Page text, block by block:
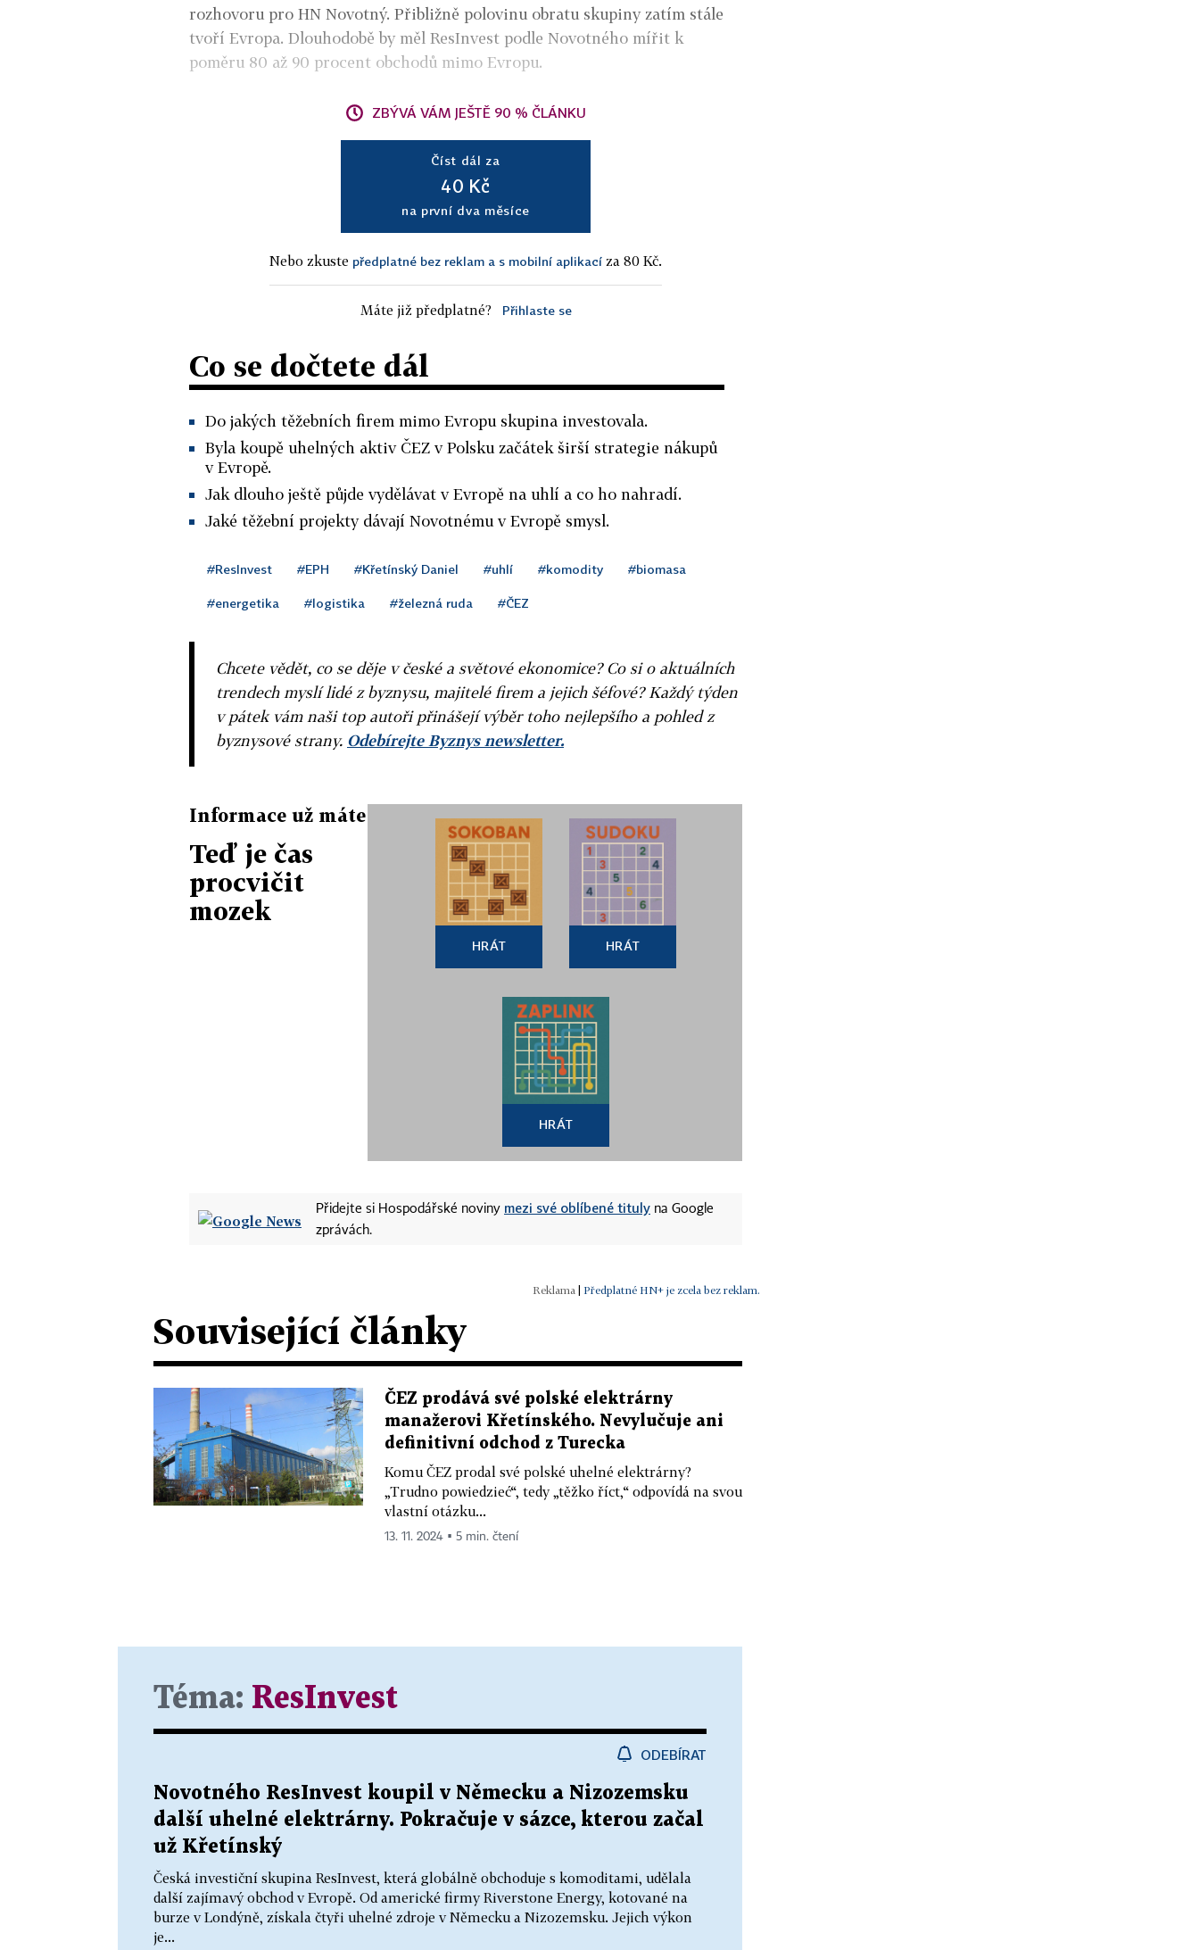
rozhovoru pro HN Novotný. Přibližně polovinu obratu skupiny zatím stále
tvoří Evropa. Dlouhodobě by měl ResInvest podle Novotného mířit k
poměru 80 až 90 procent obchodů mimo Evropu.
ZBÝVÁ VÁM JEŠTĚ 90 % ČLÁNKU
Číst dál za
40 Kč
na první dva měsíce
Nebo zkuste předplatné bez reklam a s mobilní aplikací za 80 Kč.
Máte již předplatné? Přihlaste se
Co se dočtete dál
Do jakých těžebních firem mimo Evropu skupina investovala.
Byla koupě uhelných aktiv ČEZ v Polsku začátek širší strategie nákupů
v Evropě.
Jak dlouho ještě půjde vydělávat v Evropě na uhlí a co ho nahradí.
Jaké těžební projekty dávají Novotnému v Evropě smysl.
#ResInvest #EPH #Křetínský Daniel #uhlí #komodity #biomasa
#energetika #logistika #železná ruda #ČEZ
Chcete vědět, co se děje v české a světové ekonomice? Co si o aktuálních
trendech myslí lidé z byznysu, majitelé firem a jejich šéfové? Každý týden
v pátek vám naši top autoři přinášejí výběr toho nejlepšího a pohled z
byznysové strany. Odebírejte Byznys newsletter.
Informace už máte
Teď je čas
procvičit
mozek
HRÁT HRÁT
HRÁT
Přidejte si Hospodářské noviny mezi své oblíbené tituly na Google
zprávách.
| Předplatné HN+ je zcela bez reklam.
Související články
ČEZ prodává své polské elektrárny
manažerovi Křetínského. Nevylučuje ani
definitivní odchod z Turecka
Komu ČEZ prodal své polské uhelné elektrárny?
„Trudno powiedzieć“, tedy „těžko říct,“ odpovídá na svou
vlastní otázku...
13. 11. 2024 ▪ 5 min. čtení
Téma: ResInvest
ODEBÍRAT
Novotného ResInvest koupil v Německu a Nizozemsku
další uhelné elektrárny. Pokračuje v sázce, kterou začal
už Křetínský
Česká investiční skupina ResInvest, která globálně obchoduje s komoditami, udělala
další zajímavý obchod v Evropě. Od americké firmy Riverstone Energy, kotované na
burze v Londýně, získala čtyři uhelné zdroje v Německu a Nizozemsku. Jejich výkon
je...